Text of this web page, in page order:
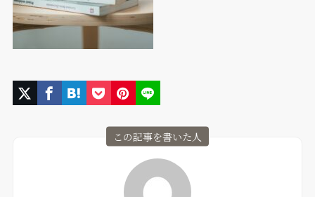
この記事を書いた人